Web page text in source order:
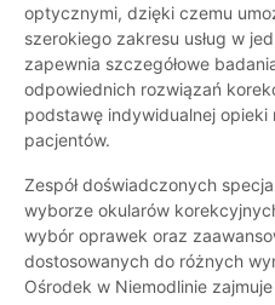
optycznymi, dzięki czemu
szerokiego zakresu usług w
zapewnia szczegółowe
odpowiednich rozwiązań
podstawę indywidualnej opieki
pacjentów.
Zespół doświadczonych
wyborze okularów
wybór oprawek oraz
dostosowanych do różnych
Ośrodek w Niemodlinie